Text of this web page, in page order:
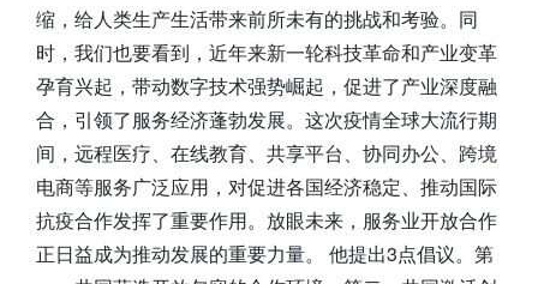
缩，给人类生产生活带来前所未有的挑战和考验。同
时，我们也要看到，近年来新一轮科技革命和产业变革
孕育兴起，带动数字技术强势崛起，促进了产业深度融
合，引领了服务经济蓬勃发展。这次疫情全球大流行期
间，远程医疗、在线教育、共享平台、协同办公、跨境
电商等服务广泛应用，对促进各国经济稳定、推动国际
抗疫合作发挥了重要作用。放眼未来，服务业开放合作
正日益成为推动发展的重要力量。 他提出3点倡议。第